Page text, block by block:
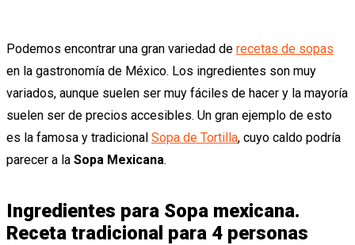
Podemos encontrar una gran variedad de recetas de sopas
en la gastronomía de México. Los ingredientes son muy
variados, aunque suelen ser muy fáciles de hacer y la mayoría
suelen ser de precios accesibles. Un gran ejemplo de esto
es la famosa y tradicional Sopa de Tortilla, cuyo caldo podría
parecer a la Sopa Mexicana.
Ingredientes para Sopa mexicana.
Receta tradicional para 4 personas